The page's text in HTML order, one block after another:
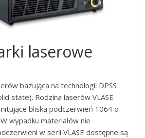
laserowe
bazująca na technologii DPSS
state). Rodzina laserów VLASE
bliską podczerwień 1064 o
wypadku materiałów nie
w serii VLASE dostępne są